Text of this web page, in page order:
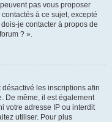
pas vous proposer
à ce sujet, excepté
je contacter à propos de
? ».
désactivé les inscriptions afin
De même, il est également
votre adresse IP ou interdit
utiliser. Pour plus